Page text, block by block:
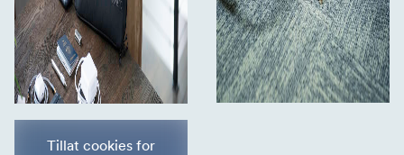
Tillat cookies for